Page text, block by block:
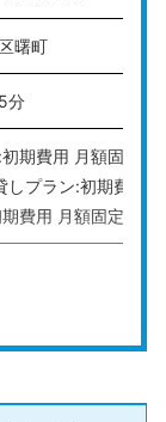
め、区切られ
きます。
支援サービス
る法人設立代
、起業をスム
す。
曙町
分
期費用 月額固定費
しプラン:初期費用
期費用 月額固定費1
、電話代行、FAX転